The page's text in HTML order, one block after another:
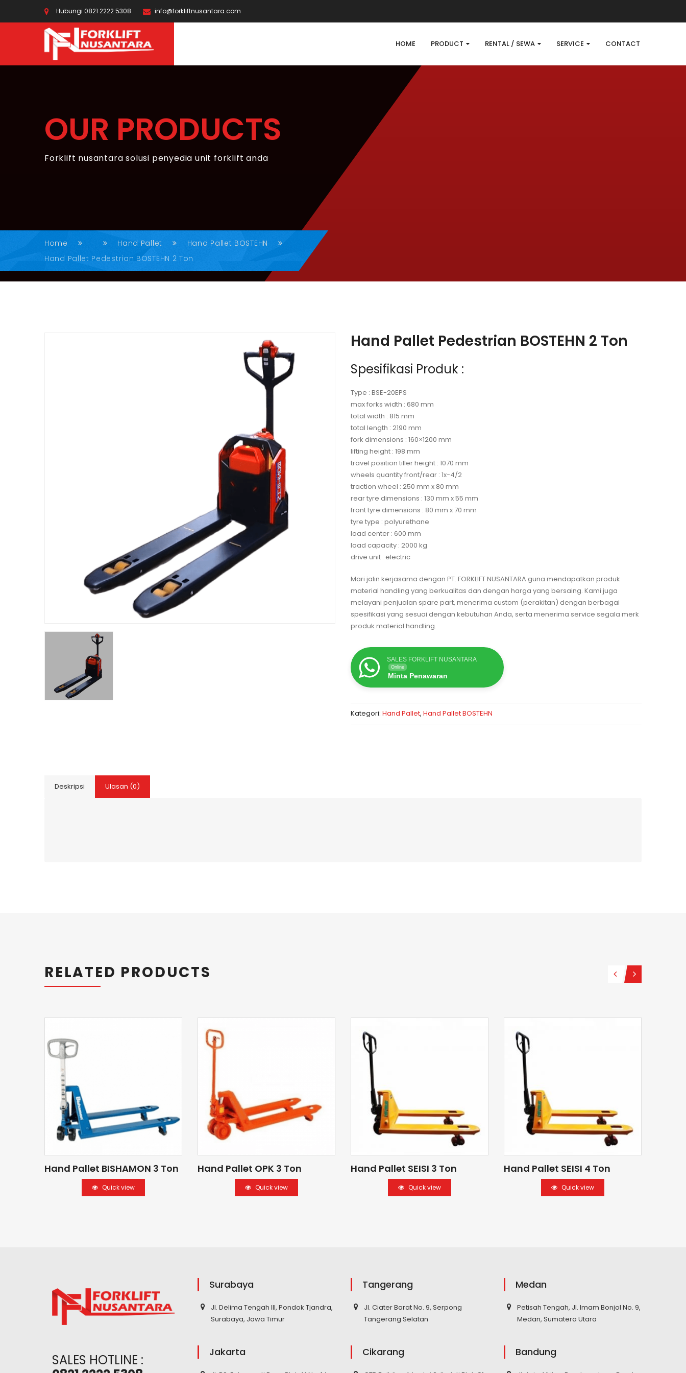
Hubungi 0821 2222 5308 info@forkliftnusantara.com
HOME PRODUCT RENTAL / SEWA SERVICE CONTACT
OUR PRODUCTS
Forklift nusantara solusi penyedia unit forklift anda
Home Hand Pallet
Hand Pallet BOSTEHN
Hand Pallet Pedestrian BOSTEHN 2 Ton
Hand Pallet Pedestrian BOSTEHN 2 Ton
Spesifikasi Produk :
Type : BSE-20EPS
max forks width : 680 mm
total width : 815 mm
total length : 2190 mm
fork dimensions : 160×1200 mm
lifting height : 198 mm
travel position tiller height : 1070 mm
wheels quantity front/rear : 1x-4/2
traction wheel : 250 mm x 80 mm
rear tyre dimensions : 130 mm x 55 mm
front tyre dimensions : 80 mm x 70 mm
tyre type : polyurethane
load center : 600 mm
load capacity : 2000 kg
drive unit : electric
Mari jalin kerjasama dengan PT. FORKLIFT NUSANTARA guna mendapatkan produk
material handling yang berkualitas dan dengan harga yang bersaing. Kami juga
melayani penjualan spare part, menerima custom (perakitan) dengan berbagai
spesifikasi yang sesuai dengan kebutuhan Anda, serta menerima service segala merk
produk material handling.
SALES FORKLIFT NUSANTARA
Online
Minta Penawaran
Kategori: Hand Pallet, Hand Pallet BOSTEHN
Deskripsi Ulasan (0)
RELATED PRODUCTS
Hand Pallet BISHAMON 3 Ton
Quick view
Hand Pallet OPK 3 Ton
Quick view
Hand Pallet SEISI 3 Ton
Quick view
Hand Pallet SEISI 4 Ton
Quick view
SALES HOTLINE :
Surabaya
Jl. Delima Tengah III, Pondok Tjandra,
Surabaya, Jawa Timur
Jakarta
Tangerang
Jl. Ciater Barat No. 9, Serpong
Tangerang Selatan
Cikarang
Medan
Petisah Tengah, Jl. Imam Bonjol No. 9,
Medan, Sumatera Utara
Bandung